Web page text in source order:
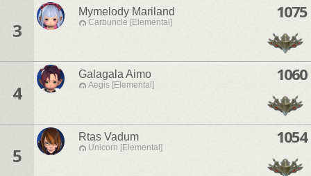
3
Mymelody Mariland
Carbuncle [Elemental]
1075
4
Galagala Aimo
Aegis [Elemental]
1060
5
Rtas Vadum
Unicorn [Elemental]
1054